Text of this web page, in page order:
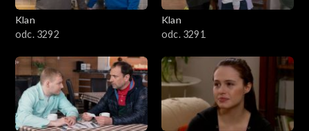
3001–3100
2901–3000
2801–2900
Klan
odc. 3292
Klan
odc. 3291